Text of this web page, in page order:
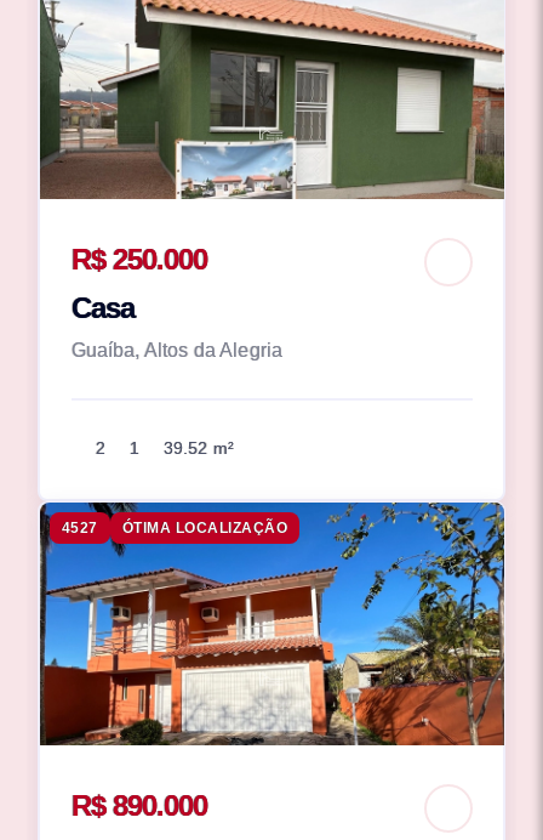
R$ 250.000
Casa
Guaíba, Altos da Alegria
2 1 39.52 m²
4527 ÓTIMA LOCALIZAÇÃO
R$ 890.000